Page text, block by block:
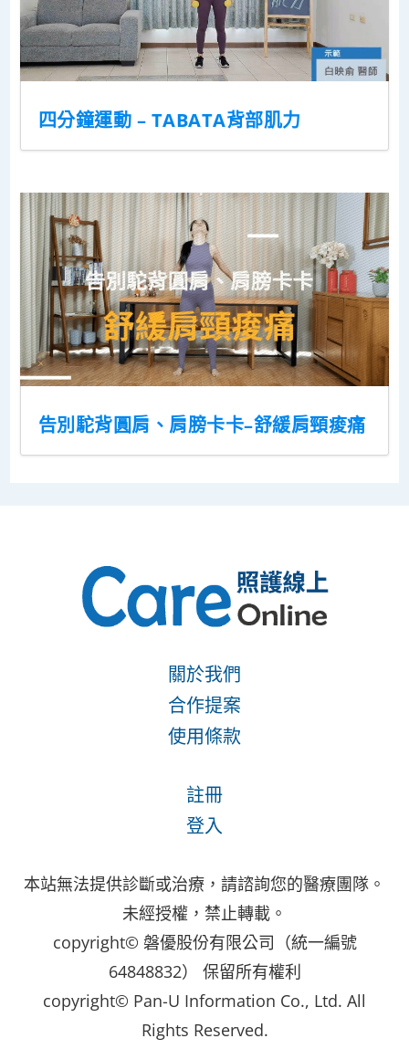
四分鐘運動 – TABATA背部肌力
告別駝背圓肩、肩膀卡卡–舒緩肩頸痠痛
關於我們
合作提案
使用條款
註冊
登入
本站無法提供診斷或治療，請諮詢您的醫療團隊。
未經授權，禁止轉載。
copyright© 磐優股份有限公司（統一編號
64848832） 保留所有權利
copyright© Pan-U Information Co., Ltd. All
Rights Reserved.